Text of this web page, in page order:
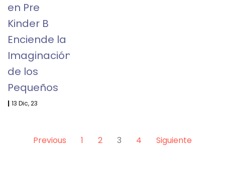
en Pre
Kinder B
Enciende la
Imaginación
de los
Pequeños
| 13 Dic, 23
Previous 1 2 3 4 Siguiente